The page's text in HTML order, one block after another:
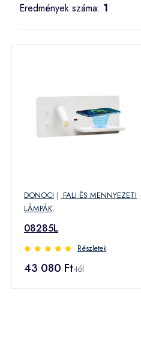
Eredmények száma: 1
DONOCI | FALI ÉS MENNYEZETI
LÁMPÁK,
08285L
Részletek
43 080 Ft-tól